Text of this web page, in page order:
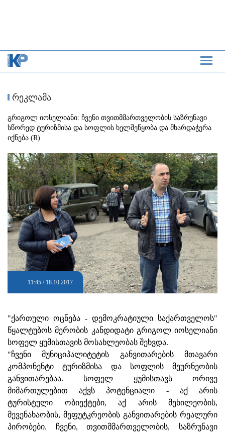
რეკლამა
გრიგოლ იოსელიანი: ჩვენი თვითმმართველობის საზრუნავი
სწორედ ტურიზმისა და სოფლის ხელშეწყობა და მხარდაჭერა
იქნება (R)
11:45 / 18.10.2017
"ქართული ოცნება - დემოკრატიული საქართველოს"
წყალტუბოს მერობის კანდიდატი გრიგოლ იოსელიანი
სოფელ ყუმისთავის მოსახლეობას შეხვდა.
"ჩვენი მუნიციპალიტეტის განვითარების მთავარი
კომპონენტი ტურიზმისა და სოფლის მეურნეობის
განვითარებაა. სოფელ ყუმისთავს ორივე
მიმართულებით აქვს პოტენციალი - აქ არის
ტურისტული ობიექტები, აქ არის მეხილეობის,
მევენახაობის, მეფუტკრეობის განვითარების რეალური
პირობები. ჩვენი, თვითმმართველობის, საზრუნავი